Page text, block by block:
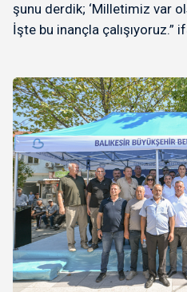
şunu derdik; ‘Milletimiz var
İşte bu inançla çalışıyoruz.”